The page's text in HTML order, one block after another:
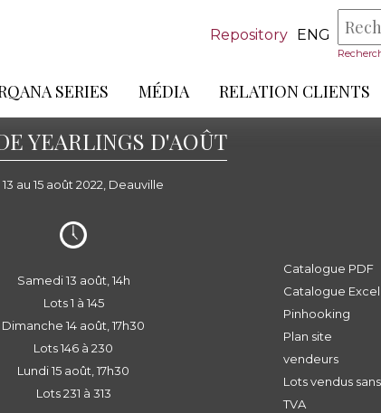
Repository ENG
SERIES MÉDIA RELATION CLIENTS
YEARLINGS D'AOÛT
13 au 15 août 2022, Deauville
Samedi 13 août, 14h
Lots 1 à 145
Dimanche 14 août, 17h30
Lots 146 à 230
Lundi 15 août, 17h30
Lots 231 à 313
Catalogue PDF
Catalogue Excel
Pinhooking
Plan site
vendeurs
Lots vendus sans
TVA